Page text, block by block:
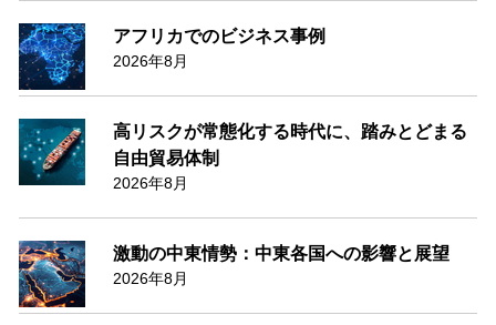
アフリカでのビジネス事例
2026年8月
高リスクが常態化する時代に、踏みとどまる
自由貿易体制
2026年8月
激動の中東情勢：中東各国への影響と展望
2026年8月